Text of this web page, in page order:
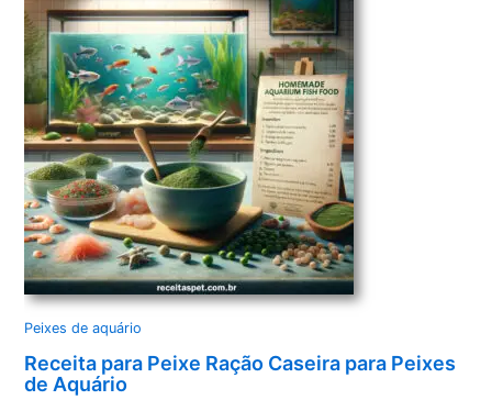
Peixes de aquário
Receita para Peixe Ração Caseira para Peixes
de Aquário